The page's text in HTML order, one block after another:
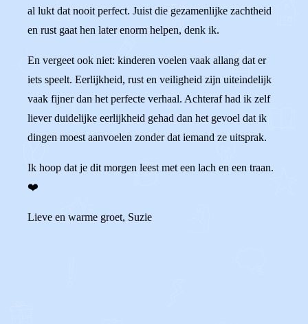
al lukt dat nooit perfect. Juist die gezamenlijke zachtheid
en rust gaat hen later enorm helpen, denk ik.
En vergeet ook niet: kinderen voelen vaak allang dat er
iets speelt. Eerlijkheid, rust en veiligheid zijn uiteindelijk
vaak fijner dan het perfecte verhaal. Achteraf had ik zelf
liever duidelijke eerlijkheid gehad dan het gevoel dat ik
dingen moest aanvoelen zonder dat iemand ze uitsprak.
Ik hoop dat je dit morgen leest met een lach en een traan.
❤️
Lieve en warme groet, Suzie